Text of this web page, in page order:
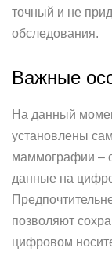
точный и не
обследования.
Важные
На данный
установлены
маммографии –
данные на
позволяют
цифровом